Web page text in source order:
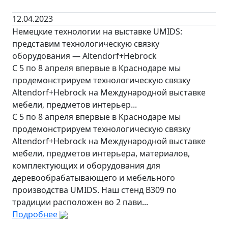
12.04.2023
Немецкие технологии на выставке UMIDS:
представим технологическую связку
оборудования — Altendorf+Hebrock
С 5 по 8 апреля впервые в Краснодаре мы
продемонстрируем технологическую связку
Altendorf+Hebrock на Международной выставке
мебели, предметов интерьер...
С 5 по 8 апреля впервые в Краснодаре мы
продемонстрируем технологическую связку
Altendorf+Hebrock на Международной выставке
мебели, предметов интерьера, материалов,
комплектующих и оборудования для
деревообрабатывающего и мебельного
производства UMIDS. Наш стенд B309 по
традиции расположен во 2 пави...
Подробнее